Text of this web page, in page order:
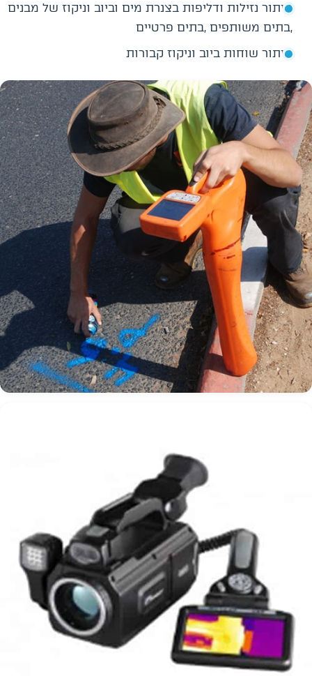
איתור נזילות ודליפות בצנרת מים וביוב וניקוז של מבנים
,בתים משותפים ,בתים פרטיים
איתור שוחות ביוב וניקוז קבורות